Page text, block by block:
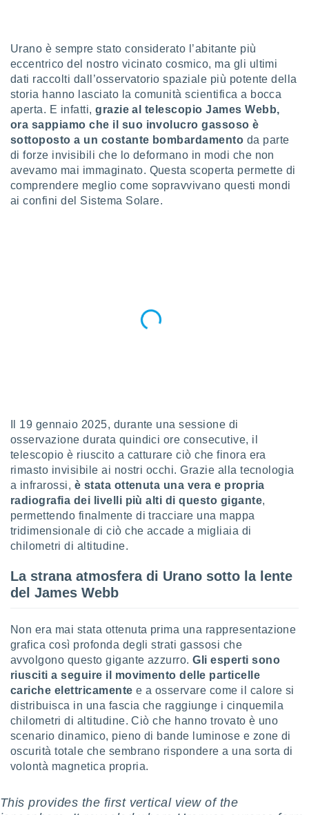
nostri
ci
di
il
un
a piè
del
web.
cookie
ad
In
ti
che
installati
per
nel
Urano è sempre stato considerato l’abitante più
eccentrico del nostro vicinato cosmico, ma gli ultimi
dati raccolti dall’osservatorio spaziale più potente della
storia hanno lasciato la comunità scientifica a bocca
aperta. E infatti,grazie al telescopio James Webb,
ora sappiamo che il suo involucro gassoso è
sottoposto a un costante bombardamento da parte
di forze invisibili che lo deformano in modi che non
avevamo mai immaginato. Questa scoperta permette di
comprendere meglio come sopravvivano questi mondi
ai confini del Sistema Solare.
Il 19 gennaio 2025, durante una sessione di
osservazione durata quindici ore consecutive, il
telescopio è riuscito a catturare ciò che finora era
rimasto invisibile ai nostri occhi. Grazie alla tecnologia
a infrarossi, è stata ottenuta una vera e propria
radiografia dei livelli più alti di questo gigante,
permettendo finalmente di tracciare una mappa
tridimensionale di ciò che accade a migliaia di
chilometri di altitudine.
La strana atmosfera di Urano sotto la lente
del James Webb
Non era mai stata ottenuta prima una rappresentazione
grafica così profonda degli strati gassosi che
avvolgono questo gigante azzurro.Gli esperti sono
riusciti a seguire il movimento delle particelle
cariche elettricamente e a osservare come il calore si
distribuisca in una fascia che raggiunge i cinquemila
chilometri di altitudine. Ciò che hanno trovato è uno
scenario dinamico, pieno di bande luminose e zone di
oscurità totale che sembrano rispondere a una sorta di
volontà magnetica propria.
This provides the first vertical view of the